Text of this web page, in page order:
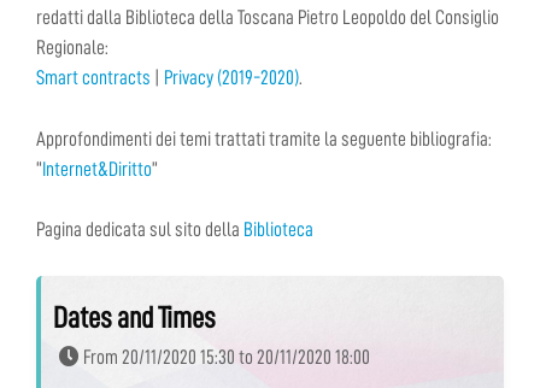
redatti dalla Biblioteca della Toscana Pietro Leopoldo del Consiglio
Regionale:
Smart contracts
Privacy (2019-2020).
Approfondimenti dei temi trattati tramite la seguente bibliografia:
“Internet&Diritto”
Pagina dedicata sul sito della Biblioteca
Dates and Times
From 20/11/2020 15:30 to 20/11/2020 18:00